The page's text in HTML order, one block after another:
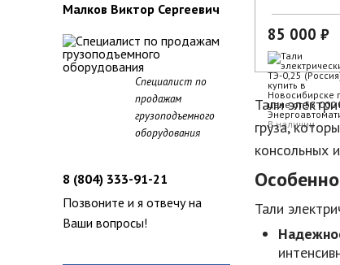
Малков Виктор Сергеевич
Специалист по
продажам
грузоподъемного
оборудования
8 (804) 333-91-21
Позвоните и я отвечу на
Ваши вопросы!
85 000 ₽
В наличии
Тали
груза,
консольных
Тали